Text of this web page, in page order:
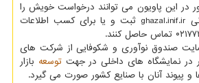
در این پاویون می توانند درخواست خویش را
در سامانه غزال به نشانی ghazal.inif.ir ثبت و یا برای کسب اطلاعات
صندوق نوآوری و شکوفایی از شرکت های
در نمایشگاه های داخلی در جهتتوسعه بازار
پیوند آنان با صنایع کشور صورت می گیرد.